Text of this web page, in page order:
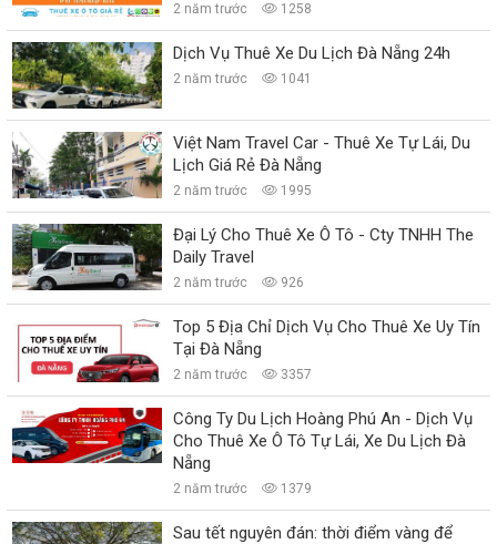
2 năm trước 1258
Dịch Vụ Thuê Xe Du Lịch Đà Nẵng 24h
2 năm trước 1041
Việt Nam Travel Car - Thuê Xe Tự Lái, Du
Lịch Giá Rẻ Đà Nẵng
2 năm trước 1995
Đại Lý Cho Thuê Xe Ô Tô - Cty TNHH The
Daily Travel
2 năm trước 926
Top 5 Địa Chỉ Dịch Vụ Cho Thuê Xe Uy Tín
Tại Đà Nẵng
2 năm trước 3357
Công Ty Du Lịch Hoàng Phú An - Dịch Vụ
Cho Thuê Xe Ô Tô Tự Lái, Xe Du Lịch Đà
Nẵng
2 năm trước 1379
Sau tết nguyên đán: thời điểm vàng để